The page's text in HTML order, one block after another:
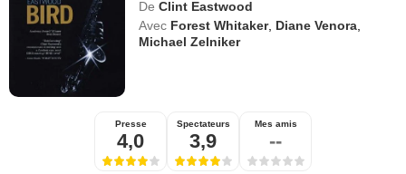
De Clint Eastwood
Avec Forest Whitaker, Diane Venora,
Michael Zelniker
Presse
4,0
Spectateurs
3,9
Mes amis
--